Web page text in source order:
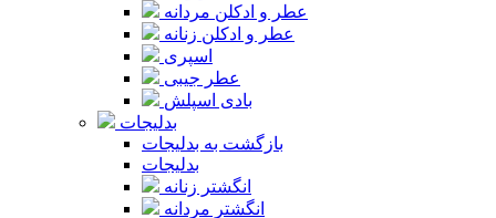
عطر و ادکلن مردانه
عطر و ادکلن زنانه
اسپری
عطر جیبی
بادی اسپلش
بدلیجات
بازگشت به بدلیجات
بدلیجات
انگشتر زنانه
انگشتر مردانه